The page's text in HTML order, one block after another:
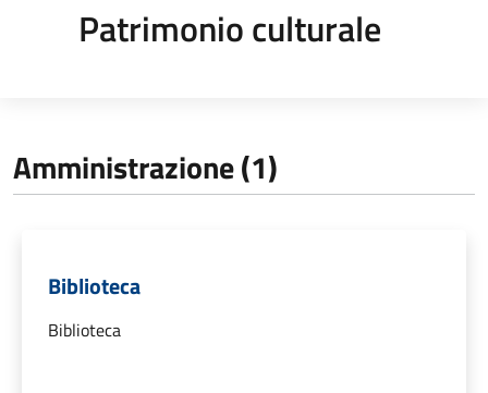
Patrimonio culturale
Amministrazione (1)
Biblioteca
Biblioteca